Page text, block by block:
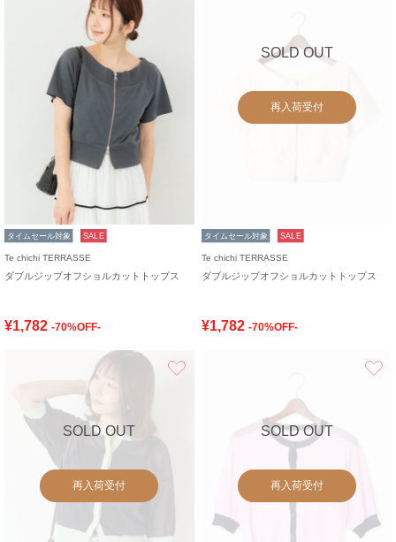
タイムセール対象 SALE
Te chichi TERRASSE
ダブルジップオフショルカットトップス
¥1,782 -70%OFF-
SOLD OUT
再入荷受付
タイムセール対象 SALE
Te chichi TERRASSE
ダブルジップオフショルカットトップス
¥1,782 -70%OFF-
SOLD OUT
再入荷受付
SOLD OUT
再入荷受付